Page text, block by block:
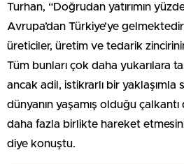
Turhan, “Doğrudan yatırımın
Avrupa’dan Türkiye’ye
üreticiler, üretim ve tedarik
Tüm bunları çok daha yukarılara
ancak adil, istikrarlı bir yaklaşımla
dünyanın yaşamış olduğu çalkantı
daha fazla birlikte hareket
diye konuştu.